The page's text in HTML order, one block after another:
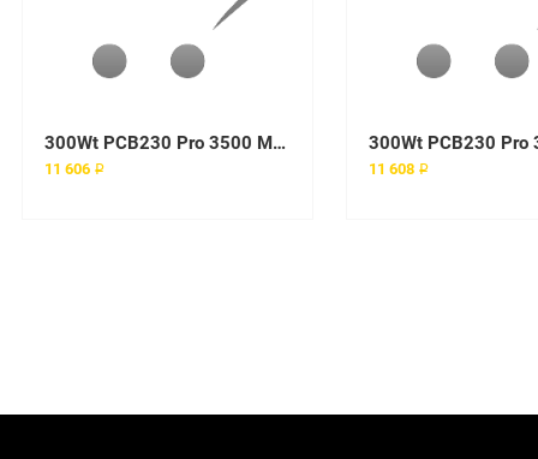
300Wt PCB230 Pro 3500 MT Workstation Power Supply
11 606 ₽ 11 608 ₽